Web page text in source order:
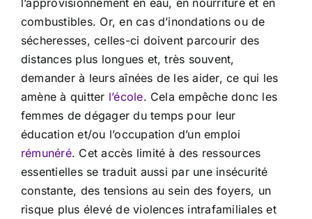
l’approvisionnement en eau, en nourriture et en
combustibles. Or, en cas d’inondations ou de
sécheresses, celles-ci doivent parcourir des
distances plus longues et, très souvent,
demander à leurs aînées de les aider, ce qui les
amène à quitter l’école. Cela empêche donc les
femmes de dégager du temps pour leur
éducation et/ou l’occupation d’un emploi
rémunéré. Cet accès limité à des ressources
essentielles se traduit aussi par une insécurité
constante, des tensions au sein des foyers, un
risque plus élevé de violences intrafamiliales et